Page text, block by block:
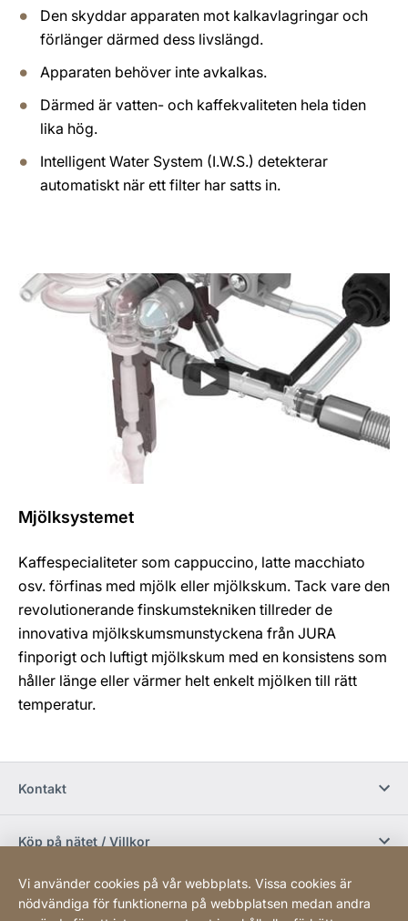
Den skyddar apparaten mot kalkavlagringar och
förlänger därmed dess livslängd.
Apparaten behöver inte avkalkas.
Därmed är vatten- och kaffekvaliteten hela tiden
lika hög.
Intelligent Water System (I.W.S.) detekterar
automatiskt när ett filter har satts in.
Mjölksystemet
Kaffespecialiteter som cappuccino, latte macchiato
osv. förfinas med mjölk eller mjölkskum. Tack vare den
revolutionerande finskumstekniken tillreder de
innovativa mjölkskumsmunstyckena från JURA
finporigt och luftigt mjölkskum med en konsistens som
håller länge eller värmer helt enkelt mjölken till rätt
temperatur.
Kontakt
Köp på nätet / Villkor
Vi använder cookies på vår webbplats. Vissa cookies är
nödvändiga för funktionerna på webbplatsen medan andra